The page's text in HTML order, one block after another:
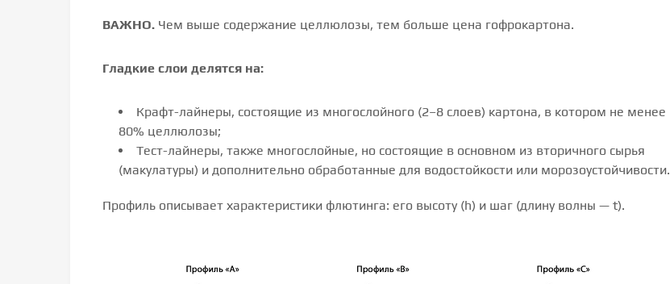
ВАЖНО. Чем выше содержание целлюлозы, тем больше цена гофрокартона.
Гладкие слои делятся на:
Крафт-лайнеры, состоящие из многослойного (2–8 слоев) картона, в котором не менее
80% целлюлозы;
Тест-лайнеры, также многослойные, но состоящие в основном из вторичного сырья
(макулатуры) и дополнительно обработанные для водостойкости или морозоустойчивости.
Профиль описывает характеристики флютинга: его высоту (h) и шаг (длину волны — t).